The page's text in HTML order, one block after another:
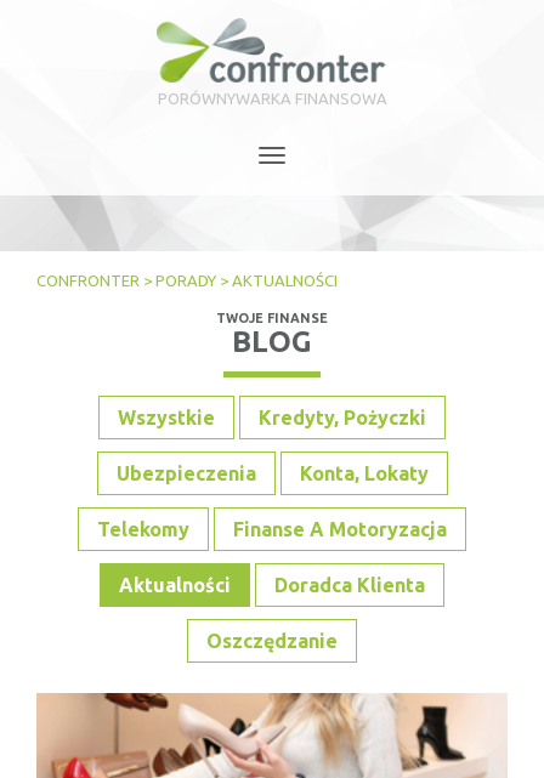
PORÓWNYWARKA FINANSOWA
navigation
CONFRONTER > PORADY > AKTUALNOŚCI
TWOJE FINANSE
BLOG
Wszystkie Kredyty, Pożyczki
Ubezpieczenia Konta, Lokaty
Telekomy Finanse A Motoryzacja
Aktualności Doradca Klienta
Oszczędzanie